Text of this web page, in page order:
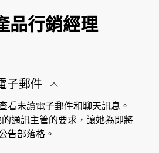
品行銷經理
子郵件
看未讀電子郵件和聊天訊息。
通訊主管的要求，讓她為即將
告部落格。